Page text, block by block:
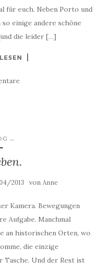
für euch. Neben Porto und
einige andere schöne
die leider […]
...
2013 von Anne
Kamera. Bewegungen
Aufgabe. Manchmal
an historischen Orten, wo
die einzige
Tasche. Und der Rest ist